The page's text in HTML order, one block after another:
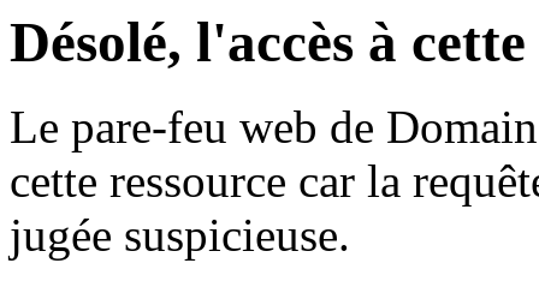
Désolé, l'accès à
Le pare-feu web de
cette ressource car la
jugée suspicieuse.